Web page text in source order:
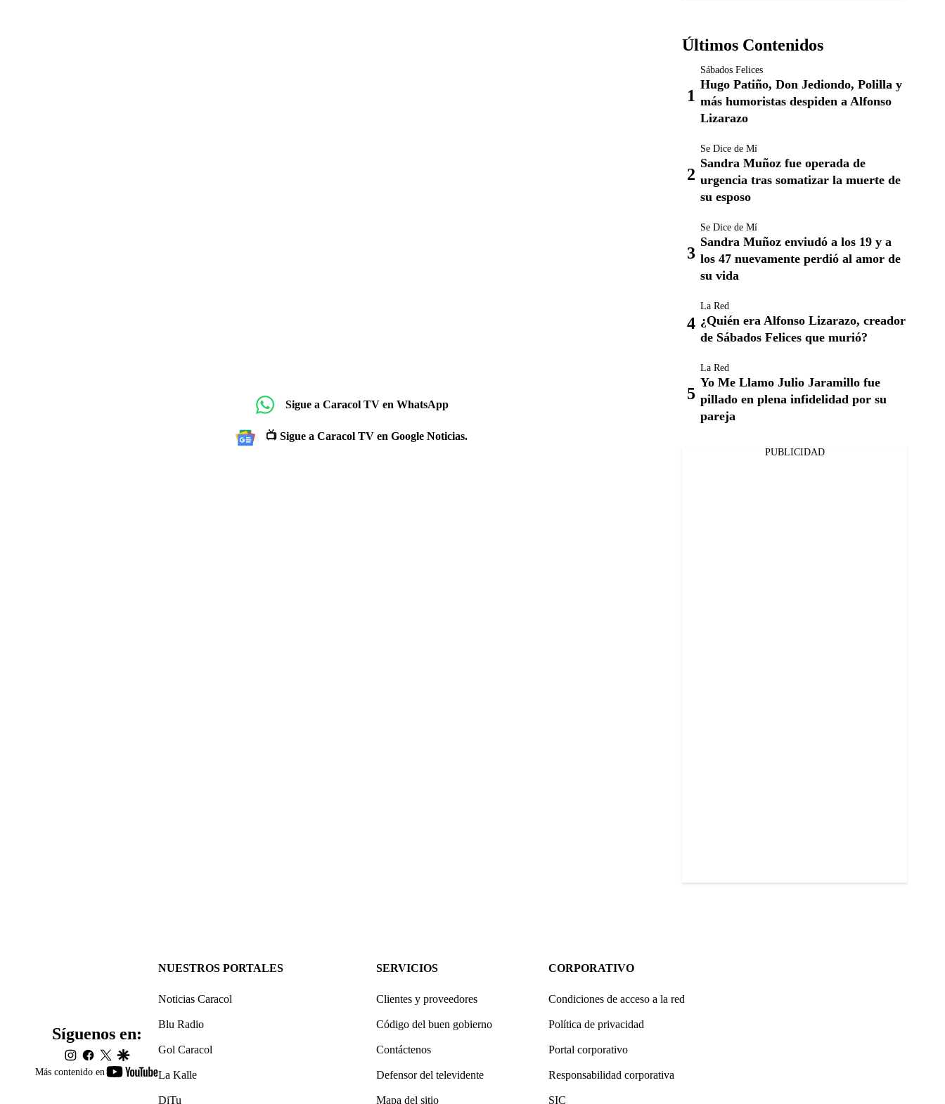
Sigue a Caracol TV en WhatsApp
📺 Sigue a Caracol TV en Google Noticias.
Últimos Contenidos
Sábados Felices
Hugo Patiño, Don Jediondo, Polilla y
más humoristas despiden a Alfonso
Lizarazo
Se Dice de Mí
Sandra Muñoz fue operada de
urgencia tras somatizar la muerte de
su esposo
Se Dice de Mí
Sandra Muñoz enviudó a los 19 y a
los 47 nuevamente perdió al amor de
su vida
La Red
¿Quién era Alfonso Lizarazo, creador
de Sábados Felices que murió?
La Red
Yo Me Llamo Julio Jaramillo fue
pillado en plena infidelidad por su
pareja
PUBLICIDAD
Más contenido en
youtube-
Síguenos en:
instagram
facebook
twittergoogle
NUESTROS PORTALES
Noticias Caracol
Blu Radio
Gol Caracol
La Kalle
DiTu
SERVICIOS
Clientes y proveedores
Código del buen gobierno
Contáctenos
Defensor del televidente
Mapa del sitio
CORPORATIVO
Condiciones de acceso a la red
Política de privacidad
Portal corporativo
Responsabilidad corporativa
SIC